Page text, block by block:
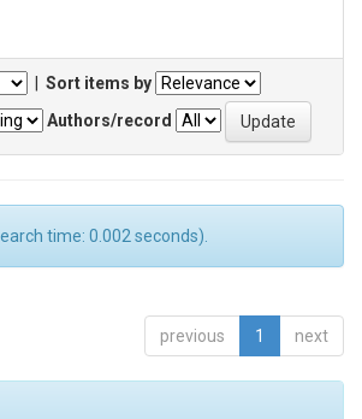
Sort items by
Authors/record
time: 0.002 seconds).
previous 1 next